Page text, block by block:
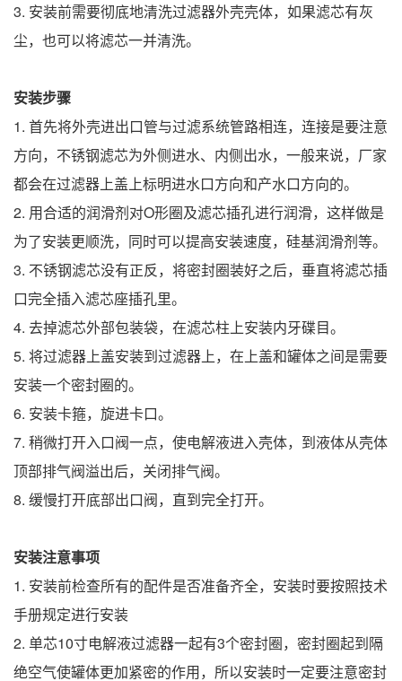
3. 安装前需要彻底地清洗过滤器外壳壳体，如果滤芯有灰
尘，也可以将滤芯一并清洗。
安装步骤
1. 首先将外壳进出口管与过滤系统管路相连，连接是要注意
方向，不锈钢滤芯为外侧进水、内侧出水，一般来说，厂家
都会在过滤器上盖上标明进水口方向和产水口方向的。
2. 用合适的润滑剂对O形圈及滤芯插孔进行润滑，这样做是
为了安装更顺洗，同时可以提高安装速度，硅基润滑剂等。
3. 不锈钢滤芯没有正反，将密封圈装好之后，垂直将滤芯插
口完全插入滤芯座插孔里。
4. 去掉滤芯外部包装袋，在滤芯柱上安装内牙碟目。
5. 将过滤器上盖安装到过滤器上，在上盖和罐体之间是需要
安装一个密封圈的。
6. 安装卡箍，旋进卡口。
7. 稍微打开入口阀一点，使电解液进入壳体，到液体从壳体
顶部排气阀溢出后，关闭排气阀。
8. 缓慢打开底部出口阀，直到完全打开。
安装注意事项
1. 安装前检查所有的配件是否准备齐全，安装时要按照技术
手册规定进行安装
2. 单芯10寸电解液过滤器一起有3个密封圈，密封圈起到隔
绝空气使罐体更加紧密的作用，所以安装时一定要注意密封